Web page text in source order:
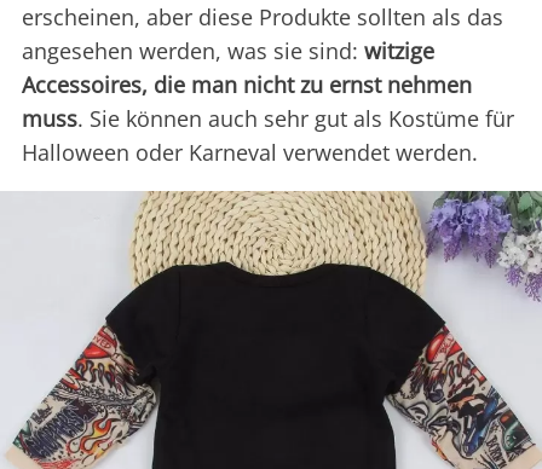
erscheinen, aber diese Produkte sollten als das
angesehen werden, was sie sind: witzige
Accessoires, die man nicht zu ernst nehmen
muss. Sie können auch sehr gut als Kostüme für
Halloween oder Karneval verwendet werden.